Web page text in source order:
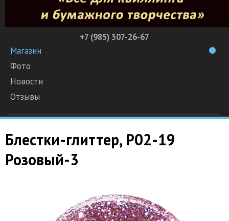
+7 (985) 307-26-67
Магазин
Фото
Новости
Отзывы
Блестки-глиттер, Р02-19
Розовый-3